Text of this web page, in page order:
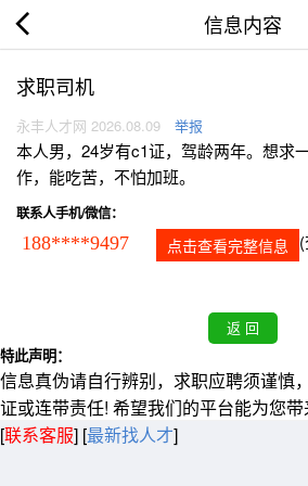
信息内容
求职司机
永丰人才网 2026.08.09 举报
本人男，24岁有c1证，驾龄两年。想求
作，能吃苦，不怕加班。
联系人手机/微信：
188****9497 点击查看完整信息
特此声明：
信息真伪请自行辨别，求职应聘须谨慎
证或连带责任! 希望我们的平台能为您带
[联系客服] [最新找人才]